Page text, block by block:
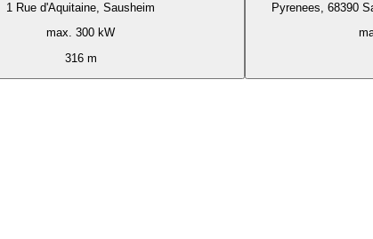
1 Rue d'Aquitaine, Sausheim
max. 300 kW
316 m
Pyrenees, 68390